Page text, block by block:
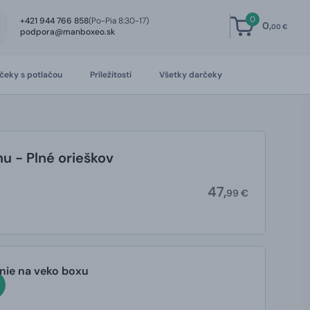
+421 944 766 858(Po-Pia 8:30-17)
podpora@manboxeo.sk
0 0,00 €
s potlačou Príležitosti Všetky darčeky
- Plné orieškov
47,99 €
na veko boxu